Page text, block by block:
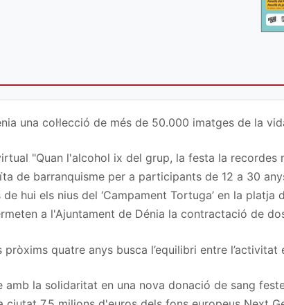
una col·lecció de més de 50.000 imatges de la
"Quan l'alcohol ix del grup, la festa la
de barranquisme per a participants de 12 a 30
hui els nius del ‘Campament Tortuga’ en la platja
a l'Ajuntament de Dénia la contractació de
quatre anys busca l’equilibri entre
la solidaritat en una nova donació de sang